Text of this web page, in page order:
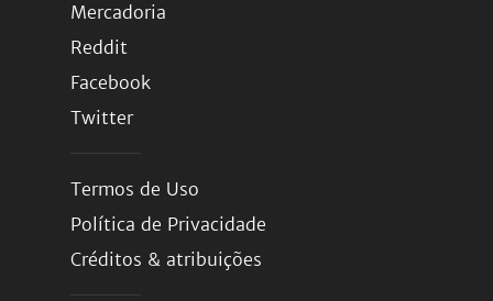
Mercadoria
Reddit
Facebook
Twitter
Termos de Uso
Política de Privacidade
Créditos & atribuições